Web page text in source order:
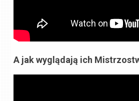
A jak wyglądają ich